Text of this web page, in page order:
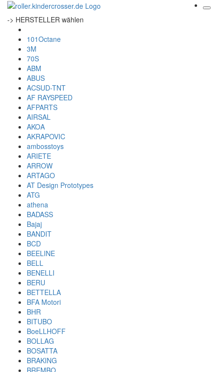
-> HERSTELLER wählen
101Octane
3M
70S
ABM
ABUS
ACSUD-TNT
AF RAYSPEED
AFPARTS
AIRSAL
AKOA
AKRAPOVIC
ambosstoys
ARIETE
ARROW
ARTAGO
AT Design Prototypes
ATG
athena
BADASS
Bajaj
BANDIT
BCD
BEELINE
BELL
BENELLI
BERU
BETTELLA
BFA Motori
BHR
BITUBO
BoeLLHOFF
BOLLAG
BOSATTA
BRAKING
BREMBO